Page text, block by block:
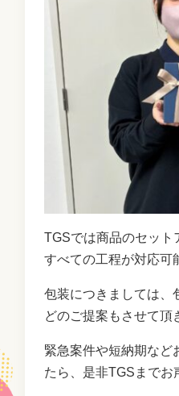
TGSでは商品のセット
すべての工程が対応可
包装につきましては、
どのご提案もさせて頂
緊急案件や短納期など
たら、是非TGSまでお